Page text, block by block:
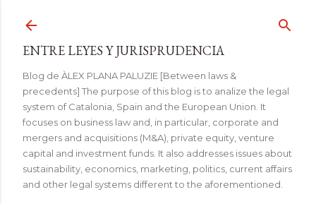
ENTRE LEYES Y JURISPRUDENCIA
Blog de ÀLEX PLANA PALUZIE [Between laws &
precedents] The purpose of this blog is to analize the legal
system of Catalonia, Spain and the European Union. It
focuses on business law and, in particular, corporate and
mergers and acquisitions (M&A), private equity, venture
capital and investment funds. It also addresses issues about
sustainability, economics, marketing, politics, current affairs
and other legal systems different to the aforementioned.